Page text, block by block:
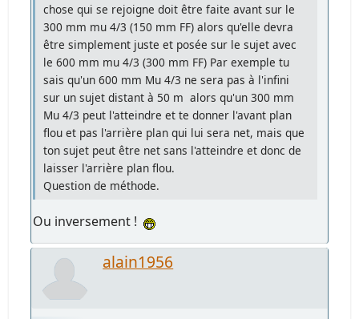
chose qui se rejoigne doit être faite avant sur le
300 mm mu 4/3 (150 mm FF) alors qu'elle devra
être simplement juste et posée sur le sujet avec
le 600 mm mu 4/3 (300 mm FF) Par exemple tu
sais qu'un 600 mm Mu 4/3 ne sera pas à l'infini
sur un sujet distant à 50 m alors qu'un 300 mm
Mu 4/3 peut l'atteindre et te donner l'avant plan
flou et pas l'arrière plan qui lui sera net, mais que
ton sujet peut être net sans l'atteindre et donc de
laisser l'arrière plan flou.
Question de méthode.
Ou inversement !
alain1956